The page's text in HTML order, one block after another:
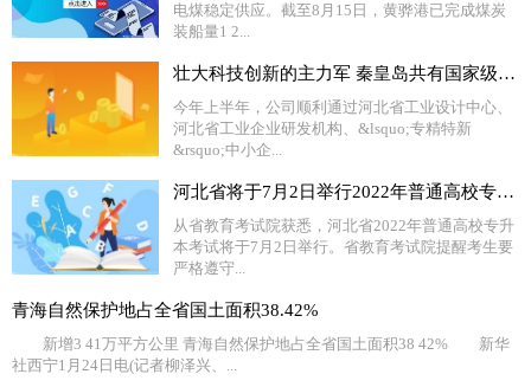
电煤稳定供应。截至8月15日，黄骅港已完成煤炭
装船量1 2...
壮大科技创新的主力军 秦皇岛共有国家级专精特新“小巨人”企业20家
今年上半年，公司顺利通过河北省工业设计中心、
河北省工业企业研发机构、&lsquo;专精特新
&rsquo;中小企...
河北省将于7月2日举行2022年普通高校专升本考试
从省教育考试院获悉，河北省2022年普通高校专升
本考试将于7月2日举行。省教育考试院提醒考生要
严格遵守...
青海自然保护地占全省国土面积38.42%
新增3 41万平方公里 青海自然保护地占全省国土面积38 42% 新华
社西宁1月24日电(记者柳泽兴、...